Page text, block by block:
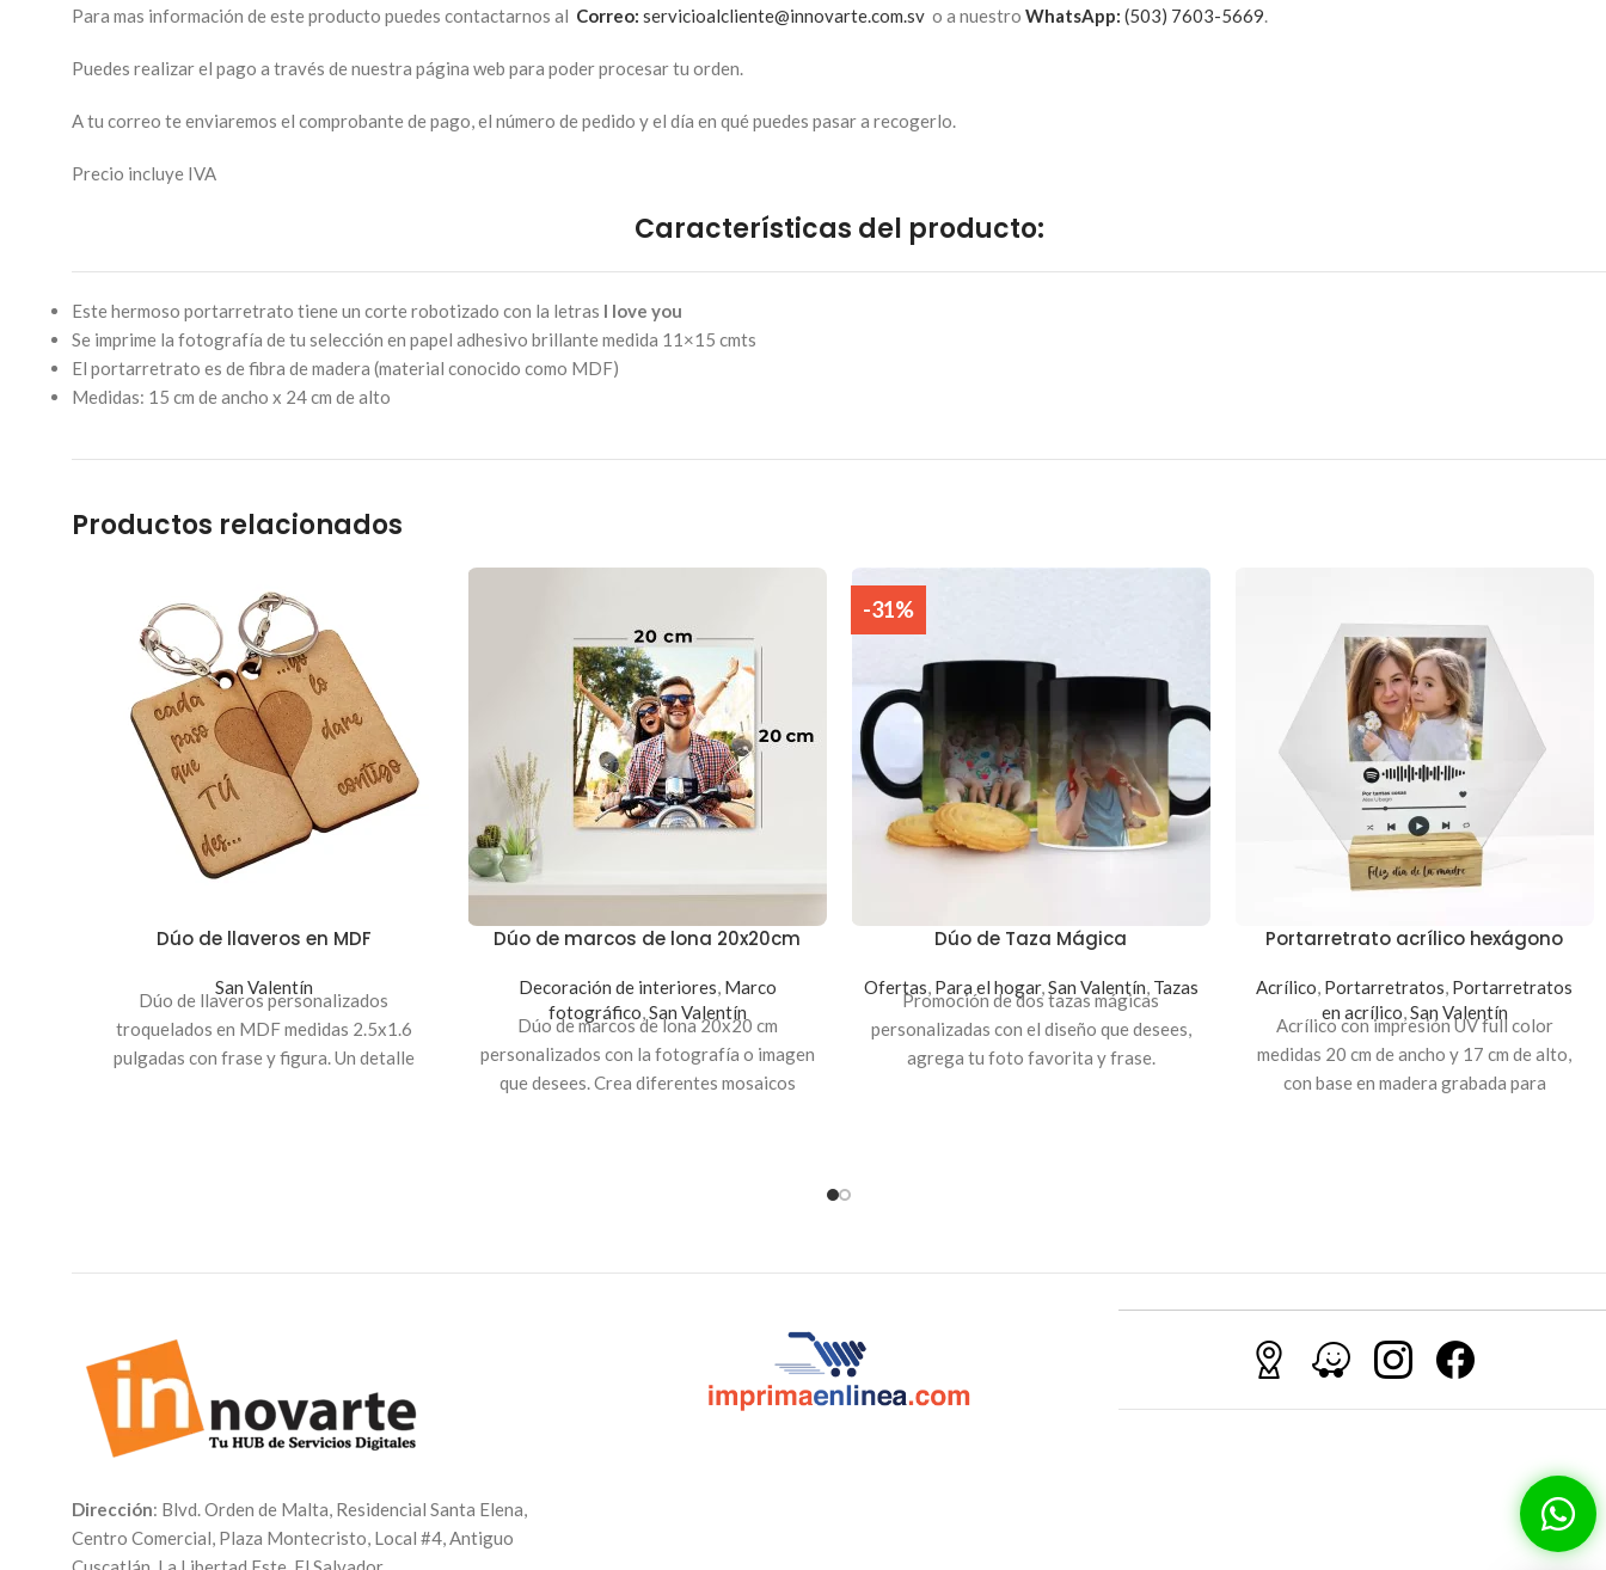
Para mas información de este producto puedes contactarnos al Correo: servicioalcliente@innovarte.com.sv o a nuestro WhatsApp: (503) 7603-5669.
Puedes realizar el pago a través de nuestra página web para poder procesar tu orden.
A tu correo te enviaremos el comprobante de pago, el número de pedido y el día en qué puedes pasar a recogerlo.
Precio incluye IVA
Características del producto:
Este hermoso portarretrato tiene un corte robotizado con la letras I love you
Se imprime la fotografía de tu selección en papel adhesivo brillante medida 11×15 cmts
El portarretrato es de fibra de madera (material conocido como MDF)
Medidas: 15 cm de ancho x 24 cm de alto
Productos relacionados
Dúo de llaveros en MDF
San Valentín
Dúo de llaveros personalizados
troquelados en MDF medidas 2.5x1.6
pulgadas con frase y figura. Un detalle
Dúo de marcos de lona 20x20cm
Decoración de interiores, Marco
fotográfico,San Valentín
Dúo de marcos de lona 20x20 cm
personalizados con la fotografía o imagen
que desees. Crea diferentes mosaicos
correo te enviaremos el comprobante de
pago, el número de pedido y el día en qué
puedes pasar a recogerlo.
-31%
Dúo de Taza Mágica
Ofertas, Para el hogar,San Valentín, Tazas
Promoción de dos tazas mágicas
personalizadas con el diseño que desees,
agrega tu foto favorita y frase.
Portarretrato acrílico hexágono
Acrílico, Portarretratos, Portarretratos
en acrílico,San Valentín
Acrílico con impresión UV full color
medidas 20 cm de ancho y 17 cm de alto,
con base en madera grabada para
Dirección: Blvd. Orden de Malta, Residencial Santa Elena,
Centro Comercial, Plaza Montecristo, Local #4, Antiguo